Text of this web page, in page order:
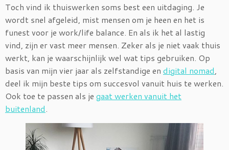
Toch vind ik thuiswerken soms best een uitdaging. Je
wordt snel afgeleid, mist mensen om je heen en het is
funest voor je work/life balance. En als ik het al lastig
vind, zijn er vast meer mensen. Zeker als je niet vaak thuis
werkt, kan je waarschijnlijk wel wat tips gebruiken. Op
basis van mijn vier jaar als zelfstandige en digital nomad,
deel ik mijn beste tips om succesvol vanuit huis te werken.
Ook toe te passen als je gaat werken vanuit het
buitenland.